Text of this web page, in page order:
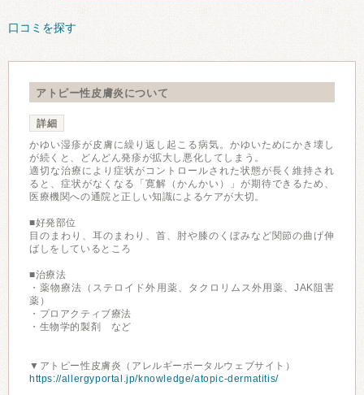
口コミを探す
アトピー性皮膚炎について
詳細
かゆい湿疹が皮膚に繰り返し起こる病気。かゆいためにかき壊し
が続くと、どんどん発疹が拡大し悪化してしまう。
適切な治療により症状がコントロールされた状態が長く維持され
ると、症状がなくなる「寛解（かんかい）」が期待できるため、
医療機関への通院と正しい知識によるケアが大切。
■好発部位
目のまわり、耳のまわり、首、肘や膝のくぼみなど関節の曲げ伸
ばしをしているところ
■治療法
・薬物療法（ステロイド外用薬、タクロリムス外用薬、JAK阻害
薬）
・プロアクティブ療法
・生物学的製剤 など
▼アトピー性皮膚炎（アレルギーポータルウェブサイト）
https://allergyportal.jp/knowledge/atopic-dermatitis/